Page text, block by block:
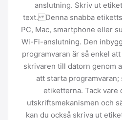
anslutning. Skriv ut
text. Denna snabba
PC, Mac, smartphone eller
Wi-Fi-anslutning. Den
programvaran är så enkel
skrivaren till datorn genom
att starta programvaran;
etiketterna. Tack vare
utskriftsmekanismen och
kan du också skriva ut